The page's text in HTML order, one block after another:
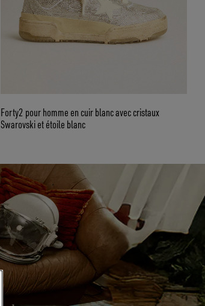
Forty2 pour homme en cuir blanc avec cristaux
Swarovski et étoile blanc